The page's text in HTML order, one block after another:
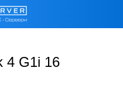
4 G1i 16